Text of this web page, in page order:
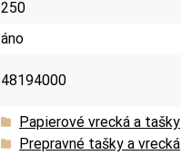
250
áno
48194000
Papierové vrecká a tašky
Prepravné tašky a vrecká